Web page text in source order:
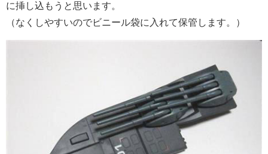
に挿し込もうと思います。
（なくしやすいのでビニール袋に入れて保管します。）